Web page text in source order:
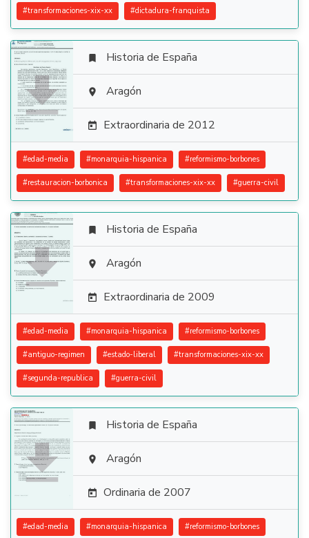
#transformaciones-xix-xx #dictadura-franquista

 Historia de España
 Aragón
 Extraordinaria de 2012
#edad-media #monarquia-hispanica #reformismo-borbones
#restauracion-borbonica #transformaciones-xix-xx #guerra-civil

 Historia de España
 Aragón
 Extraordinaria de 2009
#edad-media #monarquia-hispanica #reformismo-borbones
#antiguo-regimen #estado-liberal #transformaciones-xix-xx
#segunda-republica #guerra-civil

 Historia de España
 Aragón
 Ordinaria de 2007
#edad-media #monarquia-hispanica #reformismo-borbones